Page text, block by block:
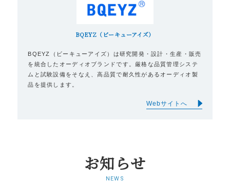
BQEYZ（ビーキューアイズ）
BQEYZ（ビーキューアイズ）は研究開発・設計・生産・販売
を統合したオーディオブランドです。厳格な品質管理システ
ムと試験設備をそなえ、高品質で耐久性があるオーディオ製
品を提供します。
Webサイトへ
お知らせ
NEWS